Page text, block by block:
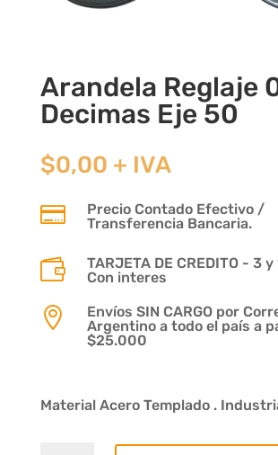
Arandela Reglaje
Decimas Eje 50
$0,00 + IVA

Precio Contado Efectivo /
Transferencia Bancaria.

TARJETA DE CREDITO - 3
Con interes

Envíos SIN CARGO por
Argentino a todo el país a
$25.000
Material Acero Templado .